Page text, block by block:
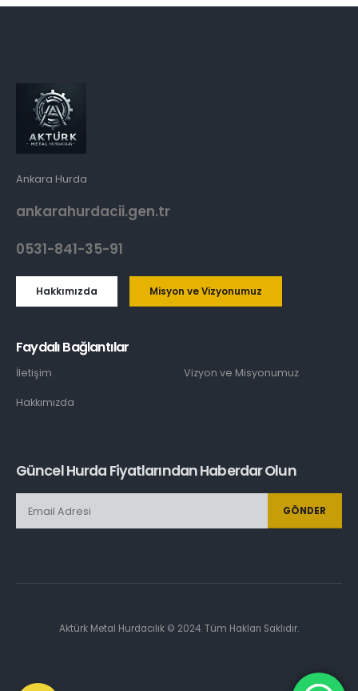
Ankara Hurda
ankarahurdacii.gen.tr
0531-841-35-91
Hakkımızda Misyon ve Vizyonumuz
Faydalı Bağlantılar
İletişim
Hakkımızda
Vizyon ve Misyonumuz
Güncel Hurda Fiyatlarından Haberdar Olun
GÖNDER
Aktürk Metal Hurdacılık © 2024. Tüm Hakları Saklıdır.